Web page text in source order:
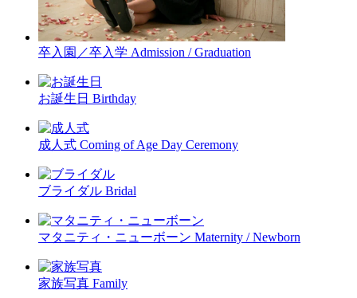
卒入園／卒入学 Admission / Graduation
お誕生日 Birthday
成人式 Coming of Age Day Ceremony
ブライダル Bridal
マタニティ・ニューボーン Maternity / Newborn
家族写真 Family